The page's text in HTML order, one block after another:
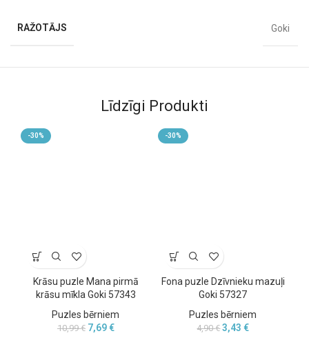
RAŽOTĀJS Goki
Līdzīgi Produkti
-30%
Krāsu puzle Mana pirmā
krāsu mīkla Goki 57343
Puzles bērniem
10,99€ 7,69€
-30%
Fona puzle Dzīvnieku mazuļi
Goki 57327
Puzles bērniem
4,90€ 3,43€